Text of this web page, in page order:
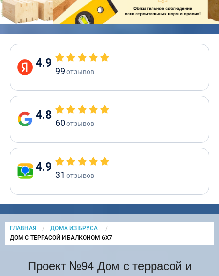
4.9
99 отзывов
4.8
60отзывов
4.9
31 отзывов
ГЛАВНАЯ
ДОМА ИЗ БРУСА
CURRENT:
ДОМ С ТЕРРАСОЙ И БАЛКОНОМ 6Х7
Проект №94 Дом с террасой и